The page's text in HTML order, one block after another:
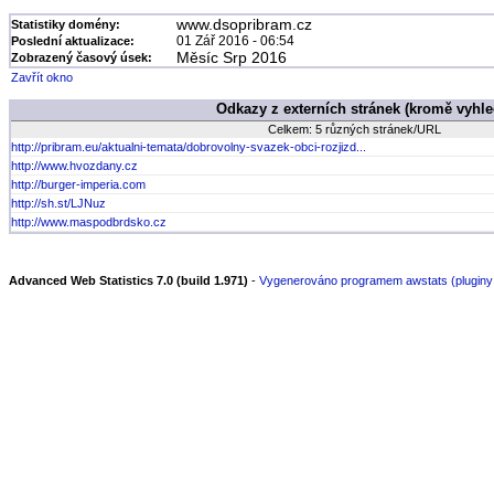
Statistiky domény: www.dsopribram.cz
Poslední aktualizace: 01 Zář 2016 - 06:54
Zobrazený časový úsek: Měsíc Srp 2016
Zavřít okno
Odkazy z externích stránek (kromě
Celkem: 5 různých stránek/URL
http://pribram.eu/aktualni-temata/dobrovolny-svazek-obci-rozjizd...
http://www.hvozdany.cz
http://burger-imperia.com
http://sh.st/LJNuz
http://www.maspodbrdsko.cz
Advanced Web Statistics 7.0 (build 1.971) - Vygenerováno programem awstats